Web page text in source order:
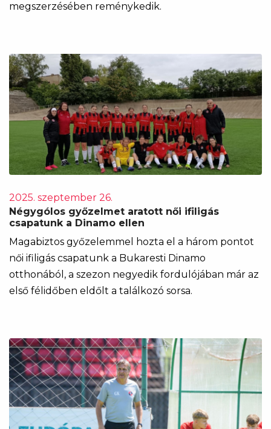
megszerzésében reménykedik.
2025. szeptember 26.
Négygólos győzelmet aratott női ifiligás
csapatunk a Dinamo ellen
Magabiztos győzelemmel hozta el a három pontot
női ifiligás csapatunk a Bukaresti Dinamo
otthonából, a szezon negyedik fordulójában már az
első félidőben eldőlt a találkozó sorsa.